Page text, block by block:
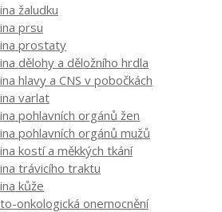
žaludku
prsu
prostaty
dělohy a děložního hrdla
hlavy a CNS v pobočkách
varlat
pohlavních orgánů žen
pohlavních orgánů mužů
kostí a měkkých tkání
trávicího traktu
kůže
onkologická onemocnění